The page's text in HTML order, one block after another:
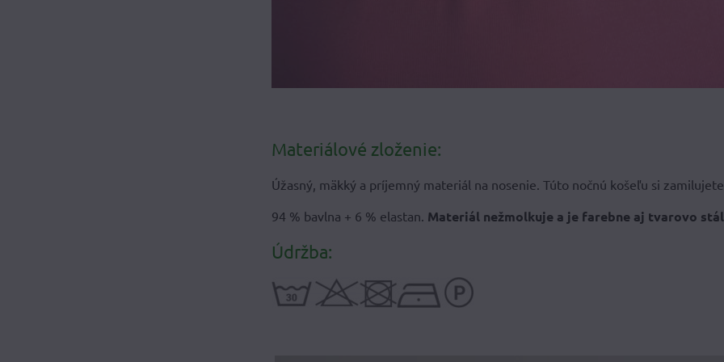
Materiálové zloženie:
Úžasný, mäkký a príjemný materiál na nosenie. Túto nočnú košeľu si
94 % bavlna + 6 % elastan. Materiál nežmolkuje a je farebne aj tvarovo
Údržba: